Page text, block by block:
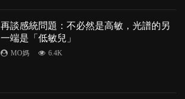
再談感統問題：不必然是高敏，光譜的另
一端是「低敏兒」
MO媽 6.4K